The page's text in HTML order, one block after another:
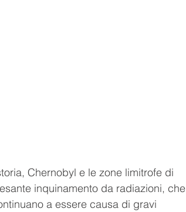
Chernobyl e le zone limitrofe di
inquinamento da radiazioni, che
a essere causa di gravi